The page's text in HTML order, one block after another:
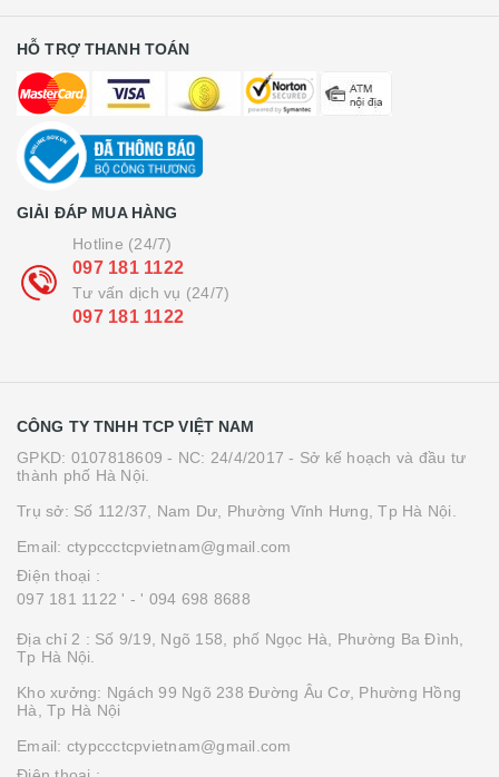
HỖ TRỢ THANH TOÁN
GIẢI ĐÁP MUA HÀNG
Hotline (24/7)
097 181 1122
Tư vấn dịch vụ (24/7)
097 181 1122
CÔNG TY TNHH TCP VIỆT NAM
GPKD: 0107818609 - NC: 24/4/2017 - Sở kế hoạch và đầu tư
thành phố Hà Nội.
Trụ sở: Số 112/37, Nam Dư, Phường Vĩnh Hưng, Tp Hà Nội.
Email: ctypccctcpvietnam@gmail.com
Điện thoại :
097 181 1122 ' - ' 094 698 8688
Địa chỉ 2 : Số 9/19, Ngõ 158, phố Ngọc Hà, Phường Ba Đình,
Tp Hà Nội.
Kho xưởng: Ngách 99 Ngõ 238 Đường Âu Cơ, Phường Hồng
Hà, Tp Hà Nội
Email: ctypccctcpvietnam@gmail.com